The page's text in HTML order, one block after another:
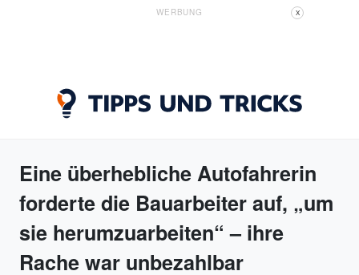
WERBUNG X
Eine überhebliche Autofahrerin
forderte die Bauarbeiter auf, „um
sie herumzuarbeiten“ – ihre
Rache war unbezahlbar